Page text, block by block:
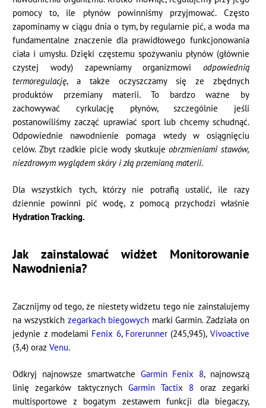
pomocy to, ile płynów powinniśmy przyjmować. Często
zapominamy w ciągu dnia o tym, by regularnie pić, a woda ma
fundamentalne znaczenie dla prawidłowego funkcjonowania
ciała i umysłu. Dzięki częstemu spożywaniu płynów (głównie
czystej wody) zapewniamy organizmowi odpowiednią
termoregulację, a także oczyszczamy się ze zbędnych
produktów przemiany materii. To bardzo ważne by
zachowywać cyrkulację płynów, szczególnie jeśli
postanowiliśmy zacząć uprawiać sport lub chcemy schudnąć.
Odpowiednie nawodnienie pomaga wtedy w osiągnięciu
celów. Zbyt rzadkie picie wody skutkujeobrzmieniami stawów,
niezdrowym wyglądem skóry i złą przemianą materii.
Dla wszystkich tych, którzy nie potrafią ustalić, ile razy
dziennie powinni pić wodę, z pomocą przychodzi właśnie
Hydration Tracking.
Jak zainstalować widżet Monitorowanie
Nawodnienia?
Zacznijmy od tego, że niestety widżetu tego nie zainstalujemy
na wszystkich zegarkach biegowych marki Garmin. Zadziała on
jedynie z modelami Fenix 6, Forerunner (245,945), Vivoactive
(3,4) orazVenu.
Odkryj najnowsze smartwatche Garmin Fenix 8, najnowszą
linię zegarków taktycznych Garmin Tactix 8 oraz zegarki
multisportowe z bogatym zestawem funkcji dla biegaczy,